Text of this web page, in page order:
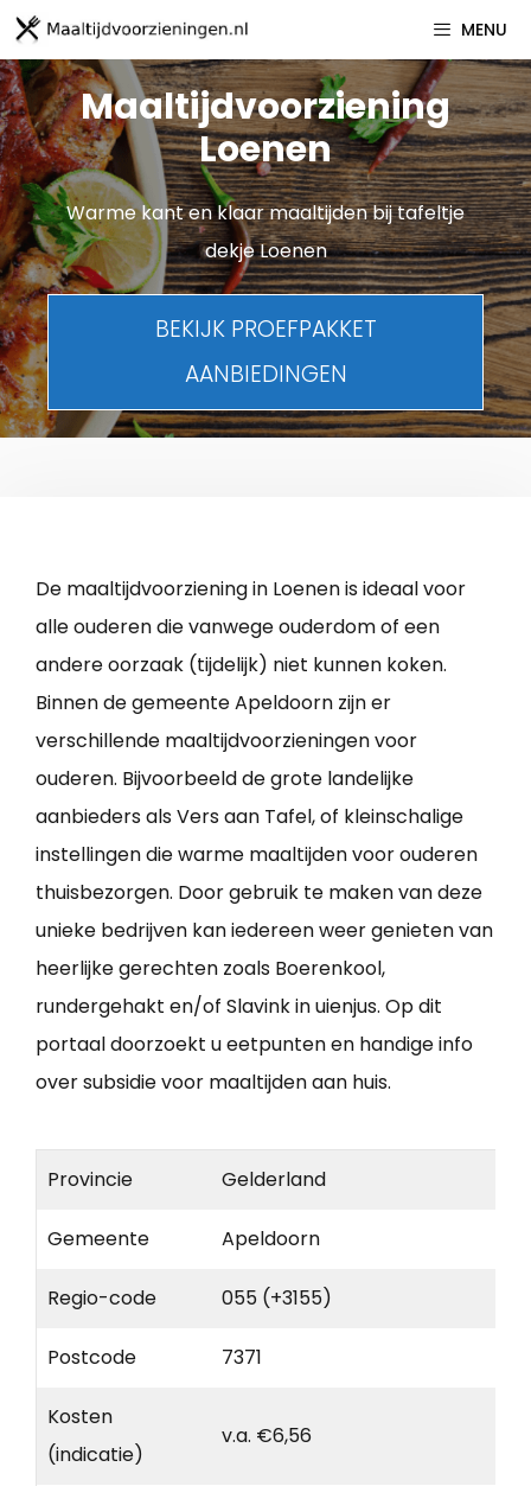
Spring
naar
inhoud
MENU
Maaltijdvoorziening
Loenen
Warme kant en klaar maaltijden bij tafeltje
dekje Loenen
BEKIJK PROEFPAKKET
AANBIEDINGEN
De maaltijdvoorziening in Loenen is ideaal voor
alle ouderen die vanwege ouderdom of een
andere oorzaak (tijdelijk) niet kunnen koken.
Binnen de gemeente Apeldoorn zijn er
verschillende maaltijdvoorzieningen voor
ouderen. Bijvoorbeeld de grote landelijke
aanbieders als Vers aan Tafel, of kleinschalige
instellingen die warme maaltijden voor ouderen
thuisbezorgen. Door gebruik te maken van deze
unieke bedrijven kan iedereen weer genieten van
heerlijke gerechten zoals Boerenkool,
rundergehakt en/of Slavink in uienjus. Op dit
portaal doorzoekt u eetpunten en handige info
over subsidie voor maaltijden aan huis.
Provincie Gelderland
Gemeente Apeldoorn
Regio-code 055 (+3155)
Postcode 7371
Kosten
(indicatie)
v.a. €6,56